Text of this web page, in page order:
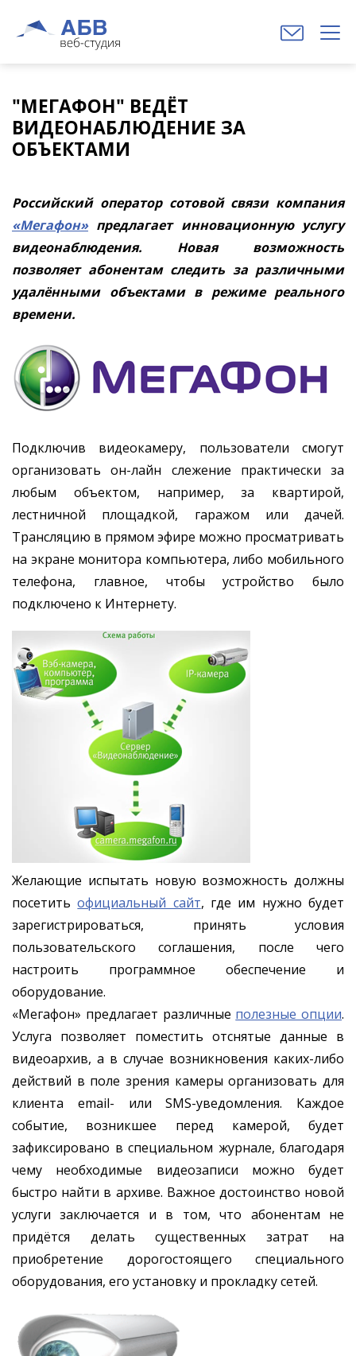
"МЕГАФОН" ВЕДЁТ
ВИДЕОНАБЛЮДЕНИЕ ЗА
ОБЪЕКТАМИ
Российский оператор сотовой связи компания
«Мегафон»предлагает инновационную услугу
видеонаблюдения. Новая возможность
позволяет абонентам следить за различными
удалёнными объектами в режиме реального
времени.
Подключив видеокамеру, пользователи смогут
организовать он-лайн слежение практически за
любым объектом, например, за квартирой,
лестничной площадкой, гаражом или дачей.
Трансляцию в прямом эфире можно просматривать
на экране монитора компьютера, либо мобильного
телефона, главное, чтобы устройство было
подключено к Интернету.
Желающие испытать новую возможность должны
посетитьофициальный сайт, где им нужно будет
зарегистрироваться, принять условия
пользовательского соглашения, после чего
настроить программное обеспечение и
оборудование.
«Мегафон» предлагает различные полезные опции.
Услуга позволяет поместить отснятые данные в
видеоархив, а в случае возникновения каких-либо
действий в поле зрения камеры организовать для
клиента email- или SMS-уведомления. Каждое
событие, возникшее перед камерой, будет
зафиксировано в специальном журнале, благодаря
чему необходимые видеозаписи можно будет
быстро найти в архиве. Важное достоинство новой
услуги заключается и в том, что абонентам не
придётся делать существенных затрат на
приобретение дорогостоящего специального
оборудования, его установку и прокладку сетей.